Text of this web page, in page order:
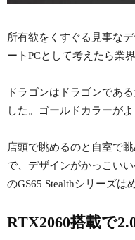
所有欲をくすぐる見事な
ートPCとして考えたら業
ドラゴンはドラゴンであ
した。ゴールドカラーが
店頭で眺めるのと自室で
で、デザインがかっこい
のGS65 Stealthシリーズは
RTX2060搭載で